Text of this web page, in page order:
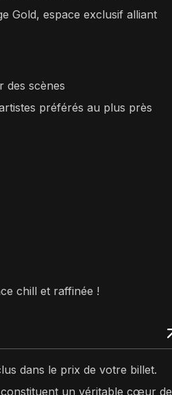
Gold, espace exclusif alliant
des scènes
préférés au plus près
chill et raffinée !
dans le prix de votre billet.
constituent un véritable cœur de